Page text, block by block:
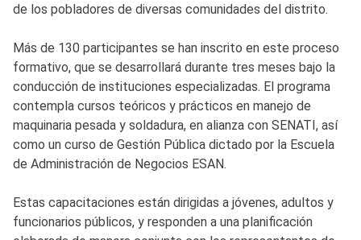
de los pobladores de diversas comunidades del distrito.
Más de 130 participantes se han inscrito en este proceso
formativo, que se desarrollará durante tres meses bajo la
conducción de instituciones especializadas. El programa
contempla cursos teóricos y prácticos en manejo de
maquinaria pesada y soldadura, en alianza con SENATI, así
como un curso de Gestión Pública dictado por la Escuela
de Administración de Negocios ESAN.
Estas capacitaciones están dirigidas a jóvenes, adultos y
funcionarios públicos, y responden a una planificación